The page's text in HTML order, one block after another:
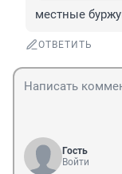
местные
ОТВЕТИТЬ
Гость
Войти